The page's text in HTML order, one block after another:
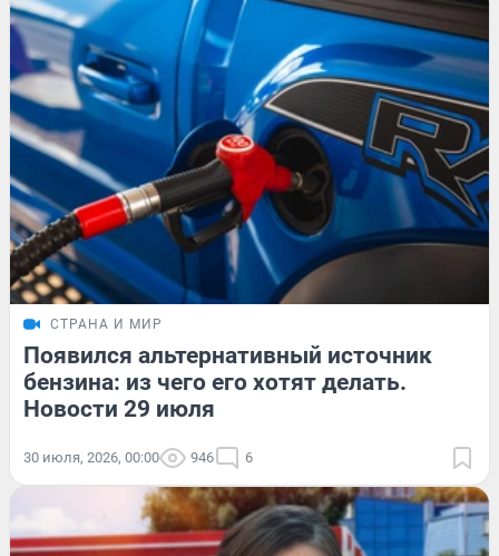
СТРАНА И МИР
Появился альтернативный источник
бензина: из чего его хотят делать.
Новости 29 июля
30 июля, 2026, 00:00 946 6